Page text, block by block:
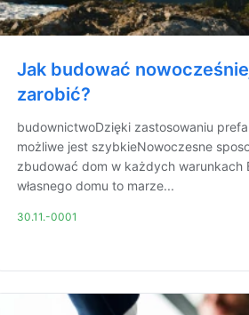
Jak budować
zarobić?
budownictwoDzięki zastosowaniu
możliwe jest szybkieNowoczesne
zbudować dom w każdych warunkach
własnego domu to marze...
30.11.-0001